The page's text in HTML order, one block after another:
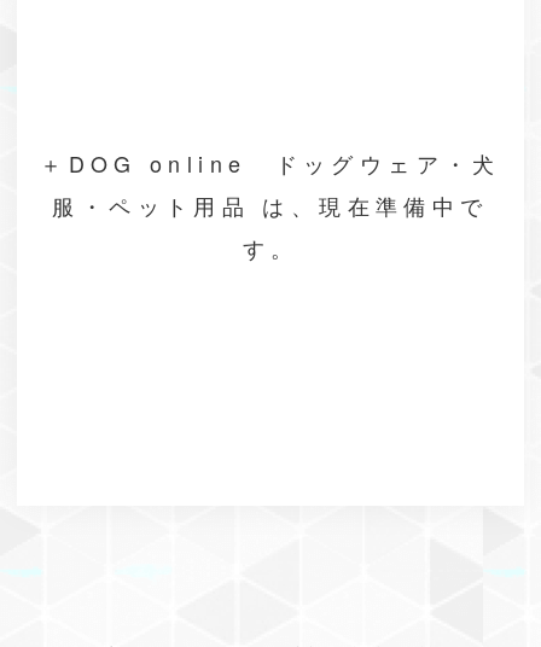
＋DOG online ドッグウェア・犬
服・ペット用品 は、現在準備中で
す。